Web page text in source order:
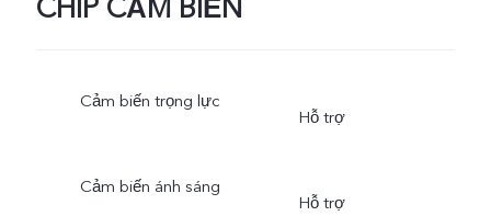
CHIP CẢM BIẾN
Cảm biến trọng lực
Hỗ trợ
Cảm biến ánh sáng
Hỗ trợ